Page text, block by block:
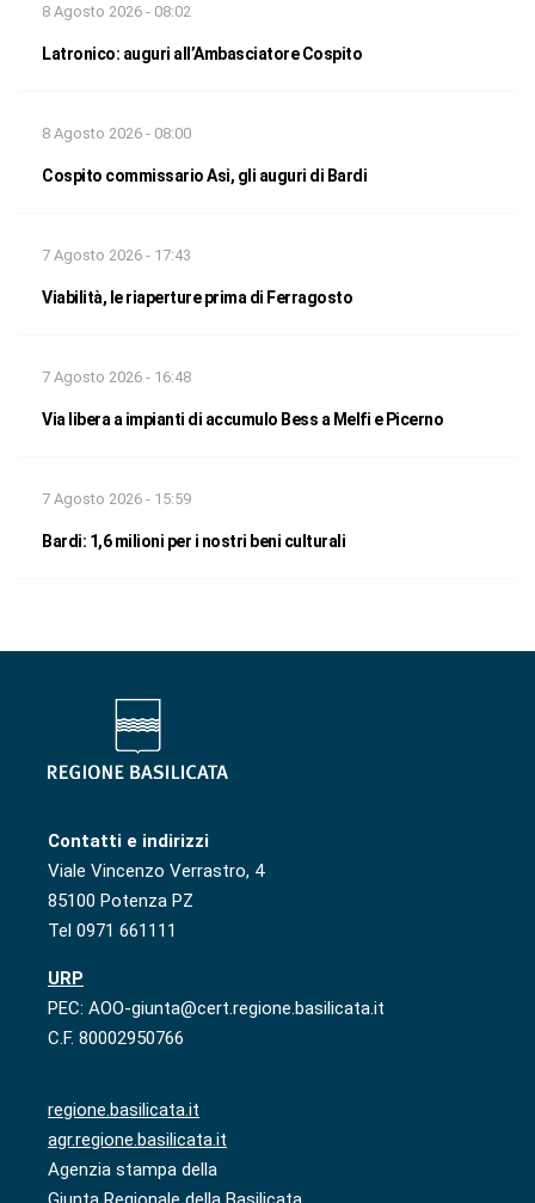
8 Agosto 2026 - 08:02
Latronico: auguri all’Ambasciatore Cospito
8 Agosto 2026 - 08:00
Cospito commissario Asi, gli auguri di Bardi
7 Agosto 2026 - 17:43
Viabilità, le riaperture prima di Ferragosto
7 Agosto 2026 - 16:48
Via libera a impianti di accumulo Bess a Melfi e Picerno
7 Agosto 2026 - 15:59
Bardi: 1,6 milioni per i nostri beni culturali
Contatti e indirizzi
Viale Vincenzo Verrastro, 4
85100 Potenza PZ
Tel 0971 661111
URP
PEC: AOO-giunta@cert.regione.basilicata.it
C.F. 80002950766
regione.basilicata.it
agr.regione.basilicata.it
Agenzia stampa della